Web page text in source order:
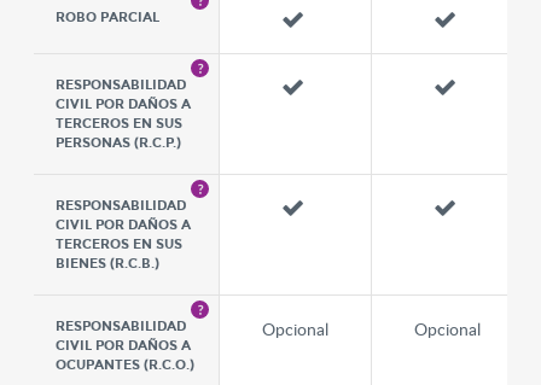
ROBO PARCIAL
RESPONSABILIDAD
CIVIL POR DAÑOS A
TERCEROS EN SUS
PERSONAS (R.C.P.)
RESPONSABILIDAD
CIVIL POR DAÑOS A
TERCEROS EN SUS
BIENES (R.C.B.)
RESPONSABILIDAD
CIVIL POR DAÑOS A
OCUPANTES (R.C.O.)
Opcional Opcional